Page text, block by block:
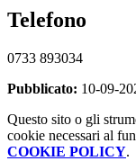
Telefono
0733 893034
Pubblicato: 10-09-
Questo sito o gli
cookie necessari al
COOKIE POLICY.